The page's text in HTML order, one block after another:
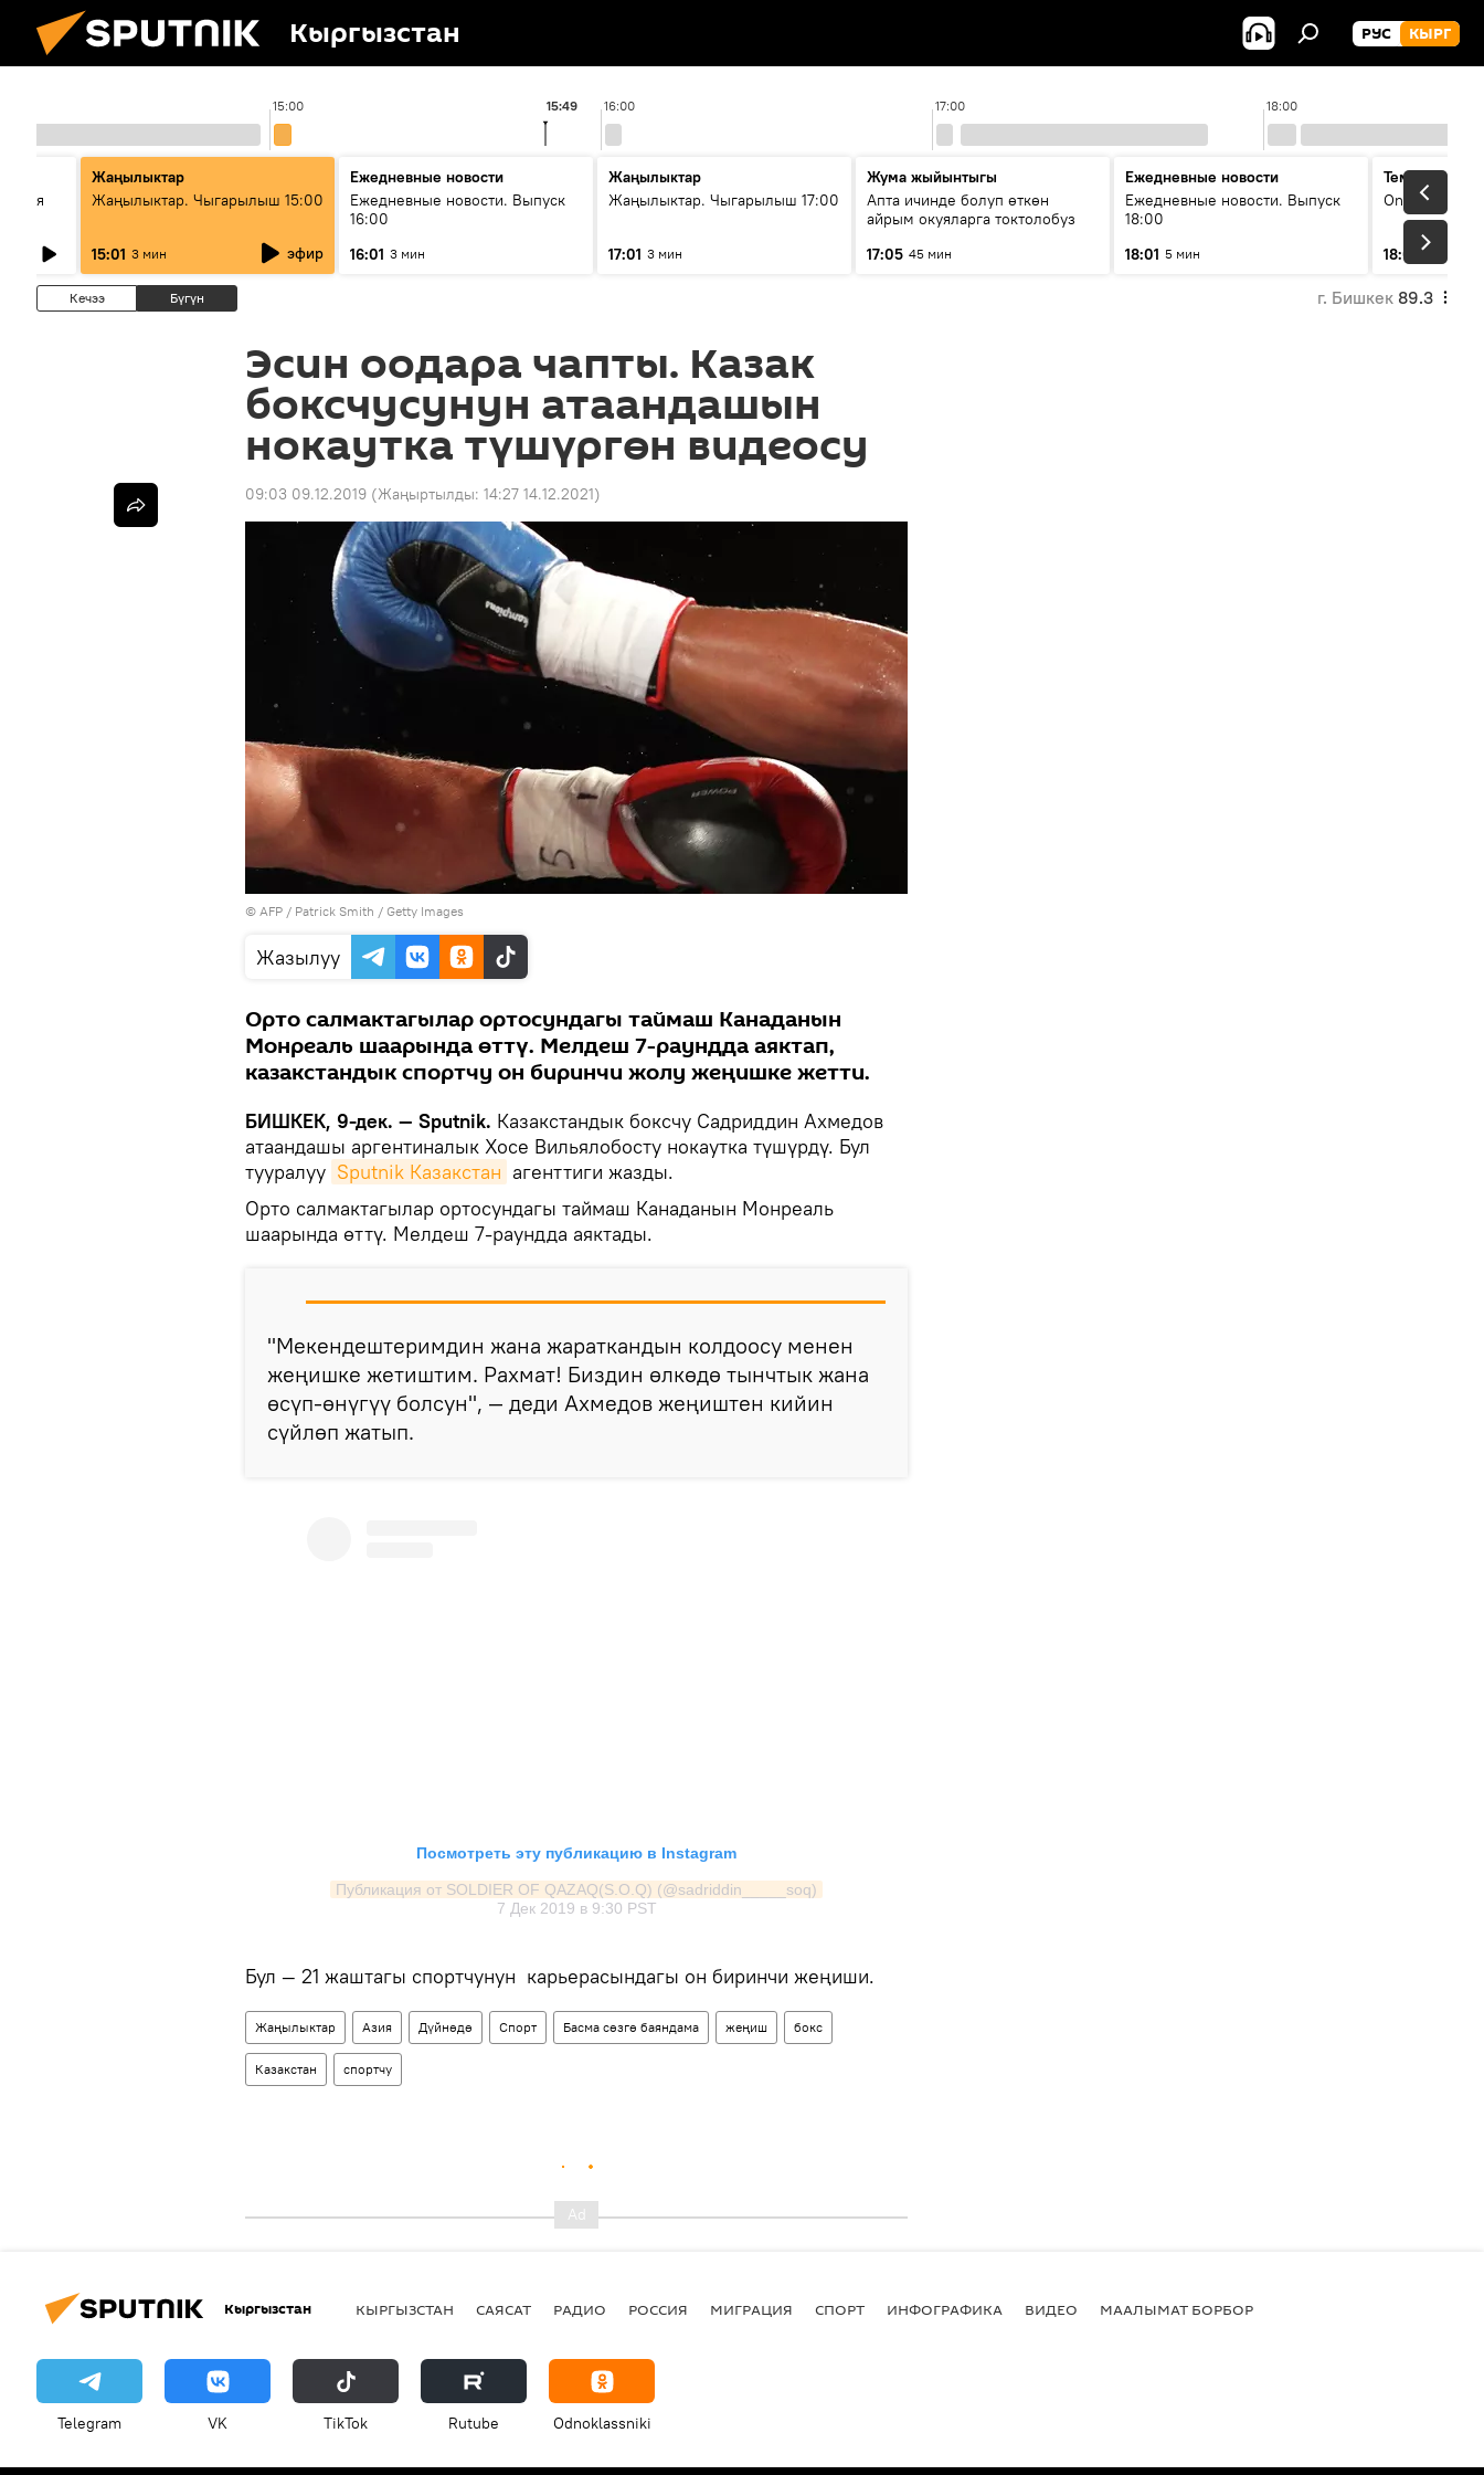
Кыргызстан РУС КЫРГ
15:00 16:00 17:00 18:00
15:49
Жаңылыктар
Жаңылыктар. Чыгарылыш 15:00
15:01 3 мин эфир
Ежедневные новости
Ежедневные новости. Выпуск
16:00
16:01 3 мин
Жаңылыктар
Жаңылыктар. Чыгарылыш 17:00
17:01 3 мин
Жума жыйынтыгы
Апта ичинде болуп өткөн
айрым окуяларга токтолобуз
17:05 45 мин
Ежедневные новости
Ежедневные новости. Выпуск
18:00
18:01 5 мин
Тема дня
On air
18:07
Кечээ Бүгүн г. Бишкек 89.3
Эсин оодара чапты. Казак
боксчусунун атаандашын
нокаутка түшүргөн видеосу
09:03 09.12.2019 (Жаңыртылды: 14:27 14.12.2021)
© AFP / Patrick Smith / Getty Images
Жазылуу
Орто салмактагылар ортосундагы таймаш Канаданын
Монреаль шаарында өттү. Мелдеш 7-раундда аяктап,
казакстандык спортчу он биринчи жолу жеңишке жетти.
БИШКЕК, 9-дек. — Sputnik. Казакстандык боксчу Садриддин Ахмедов
атаандашы аргентиналык Хосе Вильялобосту нокаутка түшүрдү. Бул
тууралуу Sputnik Казакстан агенттиги жазды.
Орто салмактагылар ортосундагы таймаш Канаданын Монреаль
шаарында өттү. Мелдеш 7-раундда аяктады.
"Мекендештеримдин жана жараткандын колдоосу менен
жеңишке жетиштим. Рахмат! Биздин өлкөдө тынчтык жана
өсүп-өнүгүү болсун", — деди Ахмедов жеңиштен кийин
сүйлөп жатып.
Посмотреть эту публикацию в Instagram
Публикация от SOLDIER OF QAZAQ(S.O.Q) (@sadriddin_____soq)
7 Дек 2019 в 9:30 PST
Бул — 21 жаштагы спортчунун карьерасындагы он биринчи жеңиши.
Жаңылыктар Азия Дүйнөдө Спорт Басма сөзгө баяндама жеңиш бокс
Казакстан спортчу
Кыргызстан КЫРГЫЗСТАН САЯСАТ РАДИО РОССИЯ МИГРАЦИЯ СПОРТ ИНФОГРАФИКА ВИДЕО МААЛЫМАТ БОРБОР
Telegram VK ТikТоk Rutube Odnoklassniki